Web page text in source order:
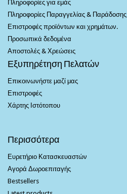
Πληροφορίες για εμάς
Πληροφορίες Παραγγελίας & Παράδοσης
Επιστροφές προϊόντων και χρημάτων.
Προσωπικά δεδομένα
Αποστολές & Χρεώσεις
Εξυπηρέτηση Πελατών
Επικοινωνήστε μαζί μας
Επιστροφές
Χάρτης Ιστότοπου
Περισσότερα
Ευρετήριο Κατασκευαστών
Αγορά Δωροεπιταγής
Bestsellers